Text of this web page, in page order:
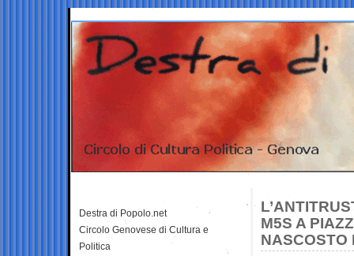
M5S A
NASCOSTO
Destra di Popolo.net
Circolo Genovese di Cultura e
Politica